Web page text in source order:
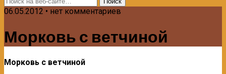
06.05.2012 • нет комментариев
Морковь с ветчиной
Морковь с ветчиной